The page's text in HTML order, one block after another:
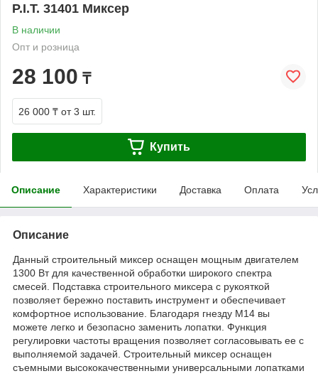
P.I.T. 31401 Миксер
В наличии
Опт и розница
28 100 ₸
26 000 ₸ от 3 шт.
Купить
Описание Характеристики Доставка Оплата
Описание
Данный строительный миксер оснащен мощным двигателем
1300 Вт для качественной обработки широкого спектра
смесей. Подставка строительного миксера с рукояткой
позволяет бережно поставить инструмент и обеспечивает
комфортное использование. Благодаря гнезду М14 вы
можете легко и безопасно заменить лопатки. Функция
регулировки частоты вращения позволяет согласовывать ее с
выполняемой задачей. Строительный миксер оснащен
съемными высококачественными универсальными лопатками